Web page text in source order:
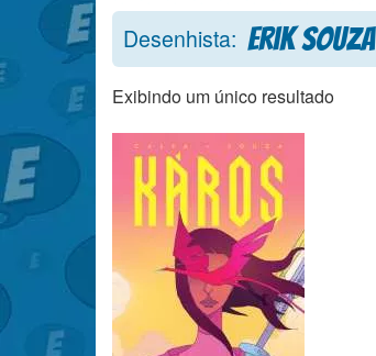
Desenhista: Erik Souza
Exibindo um único resultado